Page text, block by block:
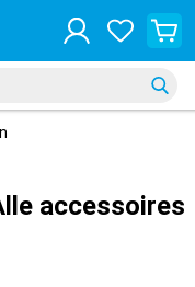
accessoires